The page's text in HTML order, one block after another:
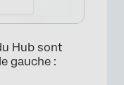
Hub sont
gauche :